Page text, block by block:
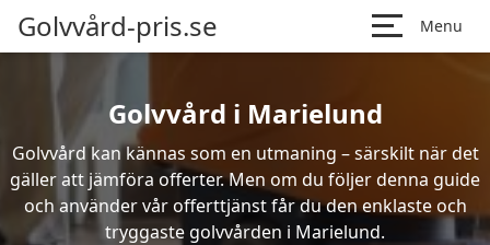
Golvvård-pris.se Menu
Golvvård i Marielund
Golvvård kan kännas som en utmaning – särskilt när det
gäller att jämföra offerter. Men om du följer denna guide
och använder vår offerttjänst får du den enklaste och
tryggaste golvvården i Marielund.